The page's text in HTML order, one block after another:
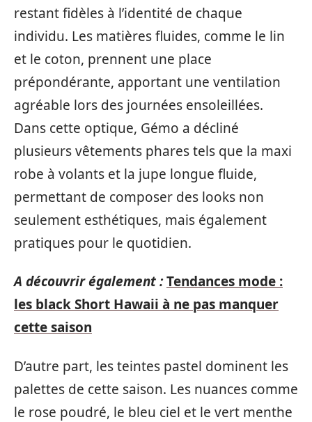
restant fidèles à l’identité de chaque
individu. Les matières fluides, comme le lin
et le coton, prennent une place
prépondérante, apportant une ventilation
agréable lors des journées ensoleillées.
Dans cette optique, Gémo a décliné
plusieurs vêtements phares tels que la maxi
robe à volants et la jupe longue fluide,
permettant de composer des looks non
seulement esthétiques, mais également
pratiques pour le quotidien.
A découvrir également :Tendances mode :
les black Short Hawaii à ne pas manquer
cette saison
D’autre part, les teintes pastel dominent les
palettes de cette saison. Les nuances comme
le rose poudré, le bleu ciel et le vert menthe